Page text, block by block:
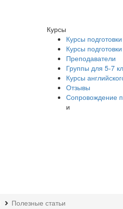
Курсы
Курсы
Курсы
Преподаватели
Группы для 5-7
Курсы
Отзывы
Сопровождение
и
Полезные статьи